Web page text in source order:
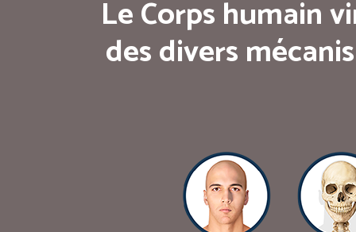
Le Corps humain
des divers